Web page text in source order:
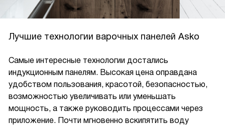
Лучшие технологии варочных панелей Asko
Самые интересные технологии достались
индукционным панелям. Высокая цена оправдана
удобством пользования, красотой, безопасностью,
возможностью увеличивать или уменьшать
мощность, а также руководить процессами через
приложение. Почти мгновенно вскипятить воду